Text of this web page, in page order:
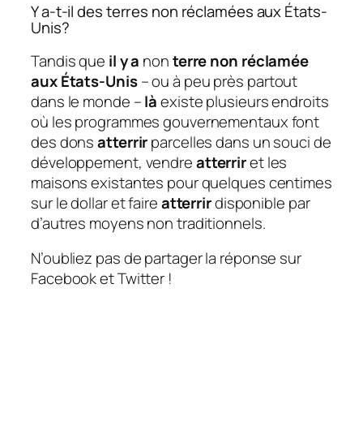
Y a-t-il des terres non réclamées aux États-
Unis?
Tandis que il y a nonterre non réclamée
aux États-Unis– ou à peu près partout
dans le monde –làexiste plusieurs endroits
où les programmes gouvernementaux font
des donsatterrirparcelles dans un souci de
développement, vendreatterriret les
maisons existantes pour quelques centimes
sur le dollar et faireatterrirdisponible par
d’autres moyens non traditionnels.
N’oubliez pas de partager la réponse sur
Facebook et Twitter !